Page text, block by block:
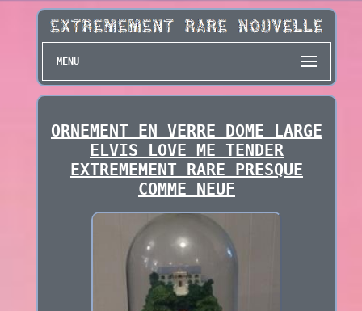
MENU
ORNEMENT EN VERRE DOME LARGE
ELVIS LOVE ME TENDER
EXTREMEMENT RARE PRESQUE
COMME NEUF